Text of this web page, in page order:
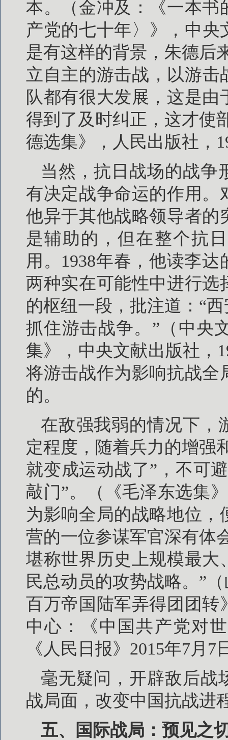
本。（金冲及：《一本书
产党的七十年〉》，中央
是有这样的背景，朱德后
立自主的游击战，以游
队都有很大发展，这是
得到了及时纠正，这才使
德选集》，人民出版社，
当然，抗日战场的战争
有决定战争命运的作用。
他异于其他战略领导者的
是辅助的，但在整个抗
用。1938年春，他读李
两种实在可能性中进行选
的枢纽一段，批注道：“
抓住游击战争。”（中央
集》，中央文献出版社，
将游击战作为影响抗战全
的。
在敌强我弱的情况下，
定程度，随着兵力的增强
就变成运动战了”，不可
敲门”。（《毛泽东选集
为影响全局的战略地位
营的一位参谋军官深有体
堪称世界历史上规模最大
民总动员的攻势战略。”
百万帝国陆军弄得团团转
中心：《中国共产党对
《人民日报》2015年7月7
毫无疑问，开辟敌后战
战局面，改变中国抗战进
五、国际战局：预见之